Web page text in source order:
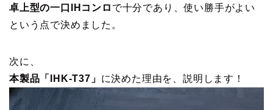
卓上型の一口IHコンロ で十分であり、使い勝手がよい
という点で決めました。
次に、
本製品「IHK-T37」 に決めた理由を、説明します！